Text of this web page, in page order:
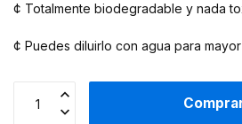
¢ Totalmente biodegradable y nada
¢ Puedes diluirlo con agua para